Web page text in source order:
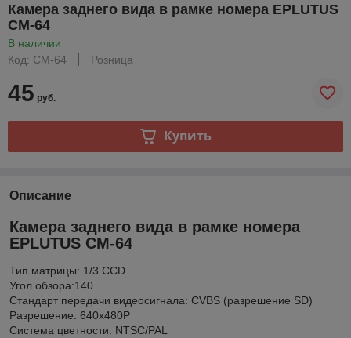
Камера заднего вида в рамке номера EPLUTUS
CM-64
В наличии
Код: CM-64
Розница
45 руб.
Купить
Описание
Камера заднего вида в рамке номера
EPLUTUS CM-64
Тип матрицы: 1/3 CCD
Угол обзора:140
Стандарт передачи видеосигнала: CVBS (разрешение SD)
Разрешение: 640х480Р
Система цветности: NTSC/PAL